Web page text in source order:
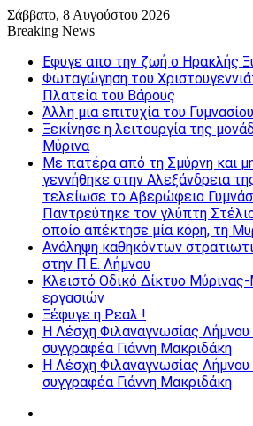
Σάββατο, 8 Αυγούστου 2026
Breaking News
Εφυγε απο την ζωή o Ηρακλής
Φωταγώγηση του
Πλατεία του Βάρους
Άλλη μια επιτυχία του
Ξεκίνησε η λειτουργία της
Μύρινα
Με πατέρα από τη Σμύρνη και
γεννήθηκε στην Αλεξάνδρεια
τελείωσε το Αβερώφειο
Παντρεύτηκε τον γλύπτη
οποίο απέκτησε μία κόρη, τη
Ανάληψη καθηκόντων
στην Π.Ε. Λήμνου
Κλειστό Οδικό Δίκτυο
εργασιών
Ξέφυγε η Ρεαλ !
Η Λέσχη Φιλαναγνωσίας
συγγραφέα Γιάννη Μακριδάκη
Η Λέσχη Φιλαναγνωσίας
συγγραφέα Γιάννη Μακριδάκη